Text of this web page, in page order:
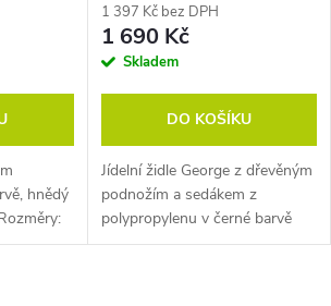
hnědý
x
1 397 Kč bez DPH
1 690 Kč
Skladem
DO KOŠÍKU
Jídelní židle George z dřevěným
podnožím a sedákem z
polypropylenu v černé barvě
nabídne moderní design a